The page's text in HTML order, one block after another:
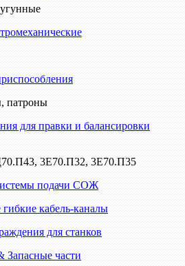
патроны
для правки и балансировки
3Е70.П32, 3Е70.П35
подачи СОЖ
кабель-каналы
для станков
Запасные части